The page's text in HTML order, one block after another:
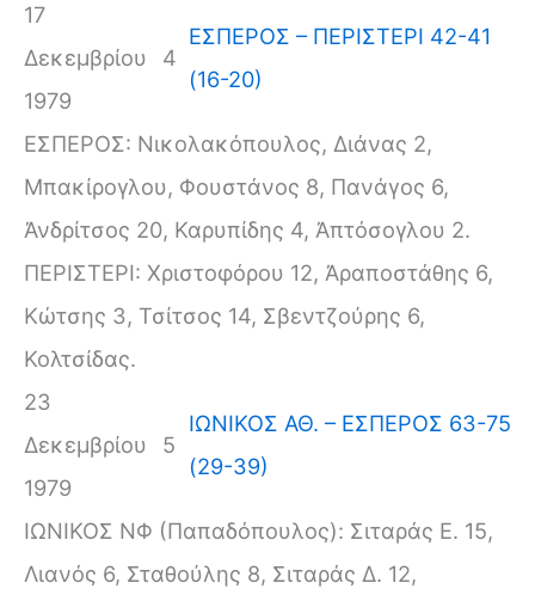
17
Δεκεμβρίου
1979
4
ΕΣΠΕΡΟΣ – ΠΕΡΙΣΤΕΡΙ 42-41
(16-20)
ΕΣΠΕΡΟΣ: Νικολακόπουλος, Διάνας 2,
Μπακίρογλου, Φουστάνος 8, Πανάγος 6,
Ἀνδρίτσος 20, Καρυπίδης 4, Ἀπτόσογλου 2.
ΠΕΡΙΣΤΕΡΙ: Χριστοφόρου 12, Ἀραποστάθης 6,
Κώτσης 3, Τσίτσος 14, Σβεντζούρης 6,
Κολτσίδας.
23
Δεκεμβρίου
1979
5
ΙΩΝΙΚΟΣ ΑΘ. – ΕΣΠΕΡΟΣ 63-75
(29-39)
ΙΩΝΙΚΟΣ ΝΦ (Παπαδόπουλος): Σιταράς Ε. 15,
Λιανός 6, Σταθούλης 8, Σιταράς Δ. 12,